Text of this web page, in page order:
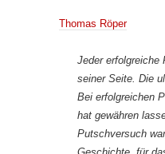
Thomas Röper
Jeder erfolgreiche
seiner Seite. Die
Bei erfolgreichen
hat gewähren
Putschversuch